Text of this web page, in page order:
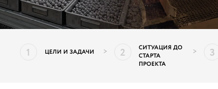
1 ЦЕЛИ И ЗАДАЧИ > 2
СИТУАЦИЯ ДО
СТАРТА
ПРОЕКТА
> 3